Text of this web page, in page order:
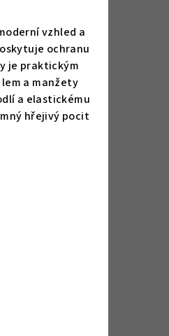
vzhled a
ochranu
je praktickým
a manžety
a elastickému
hřejivý pocit